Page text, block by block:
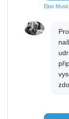
Elon Musk